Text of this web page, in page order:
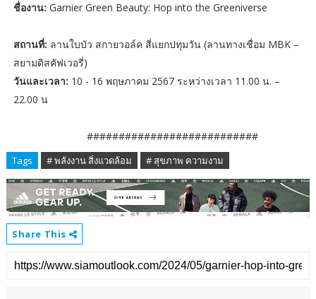
ชื่องาน: Garnier Green Beauty: Hop into the Greeniverse
สถานที่: ลานใบบัว สกายวอล์ค สี่แยกปทุมวัน (ลานทางเชื่อม MBK –
สยามดิสคัฟเวอรี่)
วันและเวลา: 10 - 16 พฤษภาคม 2567 ระหว่างเวลา 11.00 น. –
22.00 น
###########################
Tags # พลังงาน สิ่งแวดล้อม # สุขภาพ ความงาม
Share This